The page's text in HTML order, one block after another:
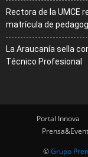
Rectora de la UMCE
matrícula de
La Araucanía sella
Técnico Profesional
Portal Innova
©Grupo